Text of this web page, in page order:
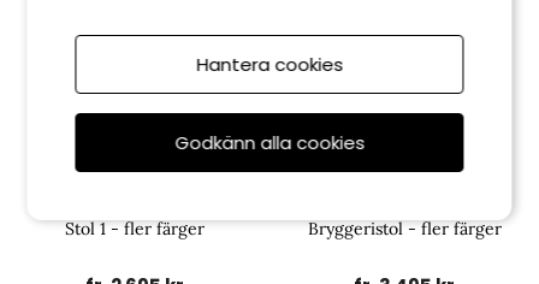
Stol 1 - fler färger Bryggeristol - fler färger
Hantera cookies
Godkänn alla cookies